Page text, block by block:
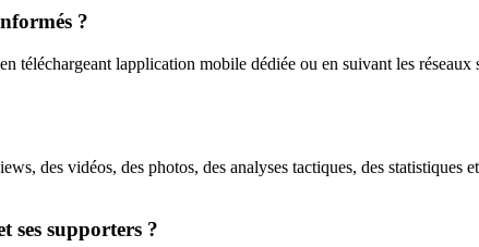
?
téléchargeant lapplication mobile dédiée ou en suivant les
des vidéos, des photos, des analyses tactiques, des statistiques
ses supporters ?